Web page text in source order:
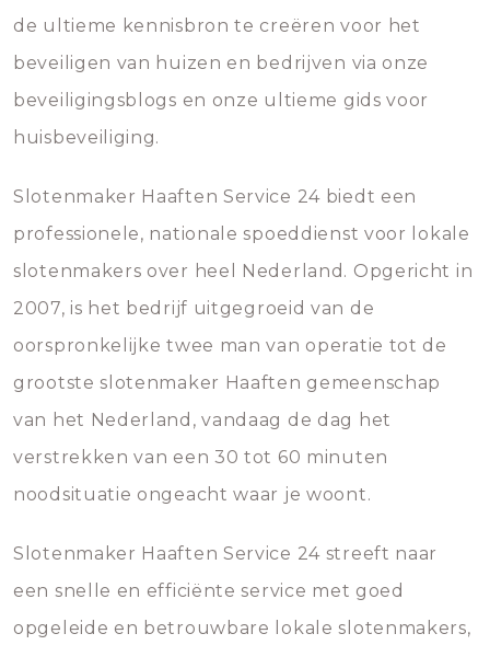
de ultieme kennisbron te creëren voor het
beveiligen van huizen en bedrijven via onze
beveiligingsblogs en onze ultieme gids voor
huisbeveiliging.
Slotenmaker Haaften Service 24 biedt een
professionele, nationale spoeddienst voor lokale
slotenmakers over heel Nederland. Opgericht in
2007, is het bedrijf uitgegroeid van de
oorspronkelijke twee man van operatie tot de
grootste slotenmaker Haaften gemeenschap
van het Nederland, vandaag de dag het
verstrekken van een 30 tot 60 minuten
noodsituatie ongeacht waar je woont.
Slotenmaker Haaften Service 24 streeft naar
een snelle en efficiënte service met goed
opgeleide en betrouwbare lokale slotenmakers,